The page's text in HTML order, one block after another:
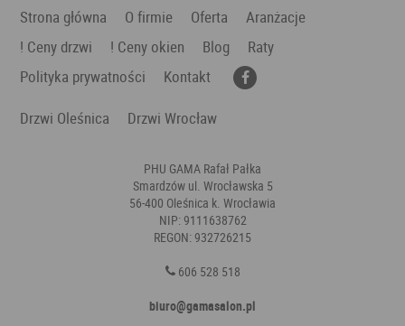
Strona główna O firmie Oferta
Aranżacje
! Ceny drzwi
! Ceny okien Blog
Raty
Polityka prywatności
Kontakt
Drzwi Oleśnica
Drzwi Wrocław
PHU GAMA Rafał Pałka
Smardzów ul. Wrocławska 5
56-400 Oleśnica k. Wrocławia
NIP: 9111638762
REGON: 932726215
606 528 518
biuro@gamasalon.pl